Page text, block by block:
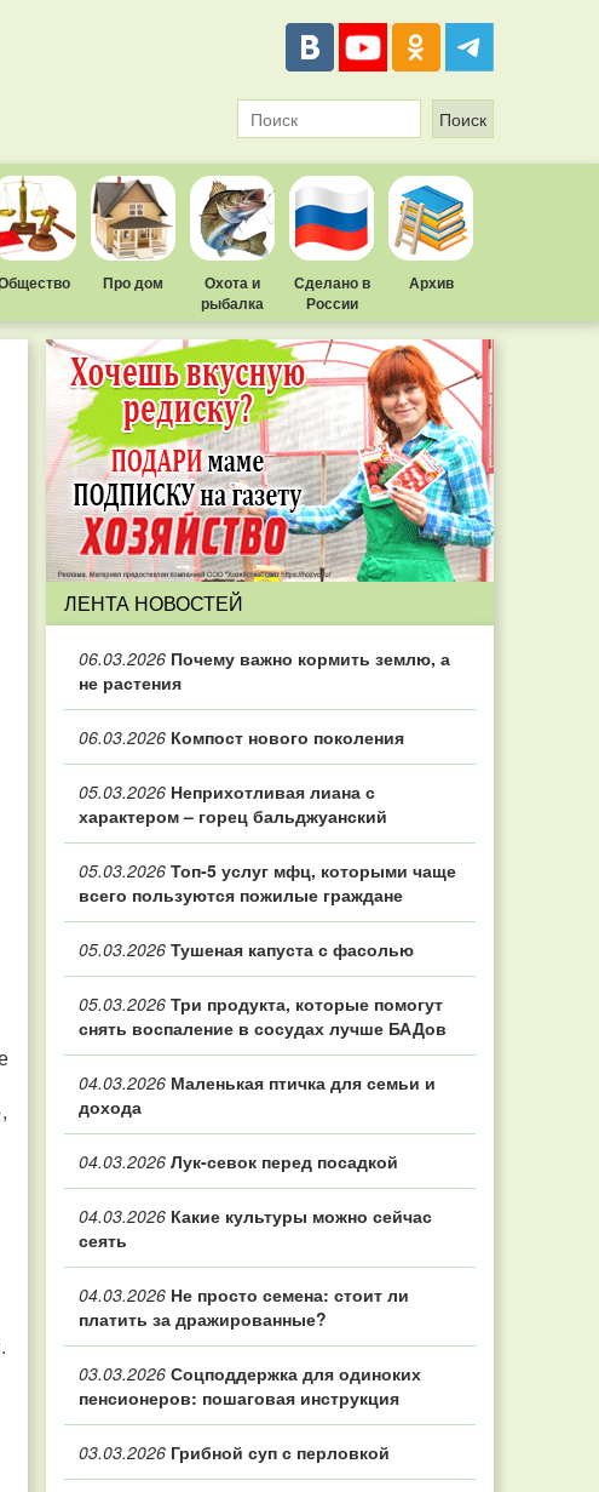
Про дом
Охота и
рыбалка
Сделано в
России
Архив
ЛЕНТА НОВОСТЕЙ
06.03.2026 Почему важно кормить землю, а
не растения
06.03.2026 Компост нового поколения
05.03.2026 Неприхотливая лиана с
характером – горец бальджуанский
05.03.2026 Топ‑5 услуг мфц, которыми чаще
всего пользуются пожилые граждане
05.03.2026 Тушеная капуста с фасолью
05.03.2026 Три продукта, которые помогут
снять воспаление в сосудах лучше БАДов
04.03.2026 Маленькая птичка для семьи и
дохода
04.03.2026 Лук-севок перед посадкой
04.03.2026 Какие культуры можно сейчас
сеять
04.03.2026 Не просто семена: стоит ли
платить за дражированные?
03.03.2026 Соцподдержка для одиноких
пенсионеров: пошаговая инструкция
03.03.2026 Грибной суп с перловкой